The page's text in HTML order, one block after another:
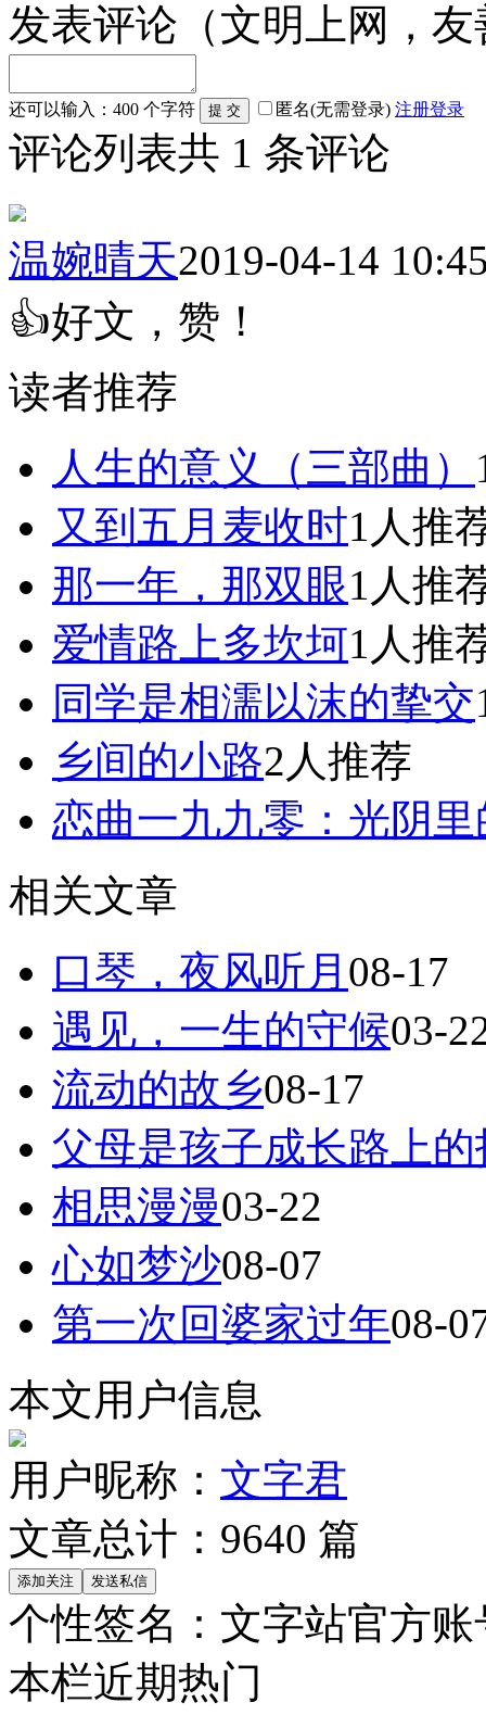
发表评论 （文明上网，
还可以输入： 400 个字符 匿名(无需登录) 注册登录
评论列表共 1 条评论
温婉晴天2019-04-14
👍好文，赞！
读者推荐
人生的意义（三部曲）
又到五月麦收时1人推
那一年，那双眼1人推
爱情路上多坎坷1人推
同学是相濡以沫的挚交
乡间的小路2人推荐
恋曲一九九零：光阴
相关文章
口琴，夜风听月 08-17
遇见，一生的守候03-
流动的故乡08-17
父母是孩子成长路上
相思漫漫03-22
心如梦沙08-07
第一次回婆家过年08-
本文用户信息
用户昵称： 文字君
文章总计： 9640 篇
个性签名： 文字站官方
本栏近期热门